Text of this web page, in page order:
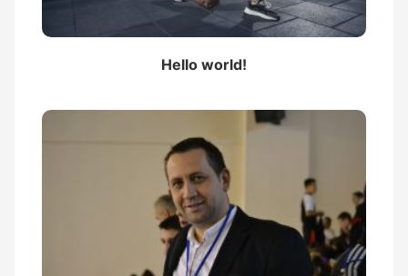
Hello world!